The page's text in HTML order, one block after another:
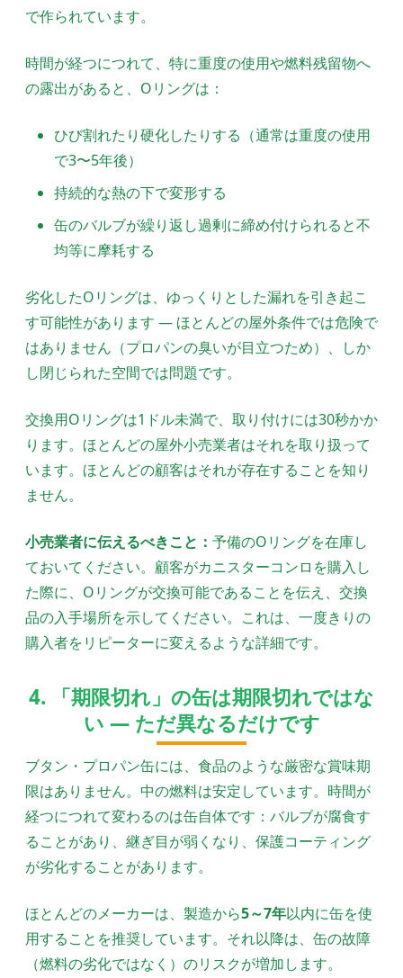
で作られています。
時間が経つにつれて、特に重度の使用や燃料残留物へ
の露出があると、Oリングは：
ひび割れたり硬化したりする（通常は重度の使用
で3〜5年後）
持続的な熱の下で変形する
缶のバルブが繰り返し過剰に締め付けられると不
均等に摩耗する
劣化したOリングは、ゆっくりとした漏れを引き起こ
す可能性があります — ほとんどの屋外条件では危険で
はありません（プロパンの臭いが目立つため）、しか
し閉じられた空間では問題です。
交換用Oリングは1ドル未満で、取り付けには30秒かか
ります。ほとんどの屋外小売業者はそれを取り扱って
います。ほとんどの顧客はそれが存在することを知り
ません。
小売業者に伝えるべきこと： 予備のOリングを在庫し
ておいてください。顧客がカニスターコンロを購入し
た際に、Oリングが交換可能であることを伝え、交換
品の入手場所を示してください。これは、一度きりの
購入者をリピーターに変えるような詳細です。
4. 「期限切れ」の缶は期限切れではな
い — ただ異なるだけです
ブタン・プロパン缶には、食品のような厳密な賞味期
限はありません。中の燃料は安定しています。時間が
経つにつれて変わるのは缶自体です：バルブが腐食す
ることがあり、継ぎ目が弱くなり、保護コーティング
が劣化することがあります。
ほとんどのメーカーは、製造から5～7年以内に缶を使
用することを推奨しています。それ以降は、缶の故障
（燃料の劣化ではなく）のリスクが増加します。